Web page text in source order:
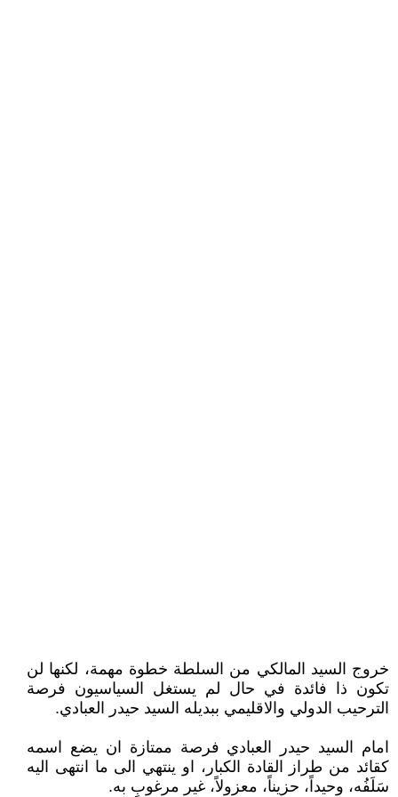
خروج السيد المالكي من السلطة خطوة مهمة، لكنها لن
تكون ذا فائدة في حال لم يستغل السياسيون فرصة
الترحيب الدولي والاقليمي ببديله السيد حيدر العبادي.
امام السيد حيدر العبادي فرصة ممتازة ان يضع اسمه
كقائد من طراز القادة الكبار، او ينتهي الى ما انتهى اليه
سَلَفُه، وحيداً، حزيناً، معزولاً، غير مرغوبٍ به.